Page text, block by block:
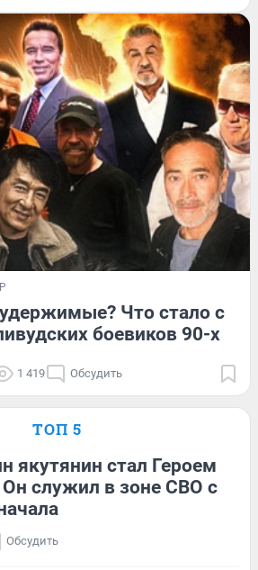
Что стало с
боевиков 90-х
1 419 Обсудить
ТОП 5
якутянин стал Героем
служил в зоне СВО с
Обсудить